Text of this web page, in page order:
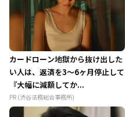
カードローン地獄から抜け出した
い人は、返済を3～6ヶ月停止して
『大幅に減額してか...
PR (渋谷法務総合事務所)